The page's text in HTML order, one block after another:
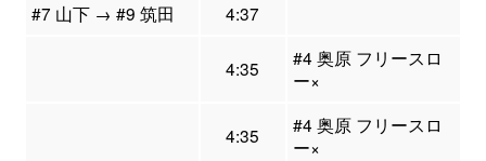
#7 山下 → #9 筑田 4:37
4:35
#4 奥原 フリースロ
ー×
4:35
#4 奥原 フリースロ
ー×